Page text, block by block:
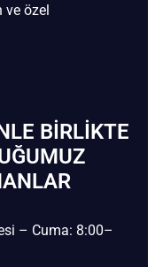
ve özel
BIRLIKTE
– Cuma: 8:00–